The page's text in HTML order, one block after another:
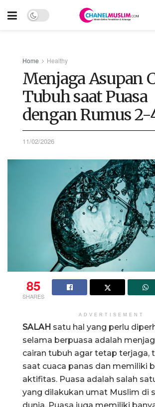
Home Healthy
Menjaga Asupan
Tubuh saat Puasa
dengan Rumus 2-
11/02/2026
85
SHARES
ADVERTISEMENT
SALAH satu hal yang perlu
selama berpuasa adalah
cairan tubuh agar tetap terjaga,
saat cuaca panas dan memiliki
aktifitas. Puasa adalah salah
yang dilakukan umat Muslim di